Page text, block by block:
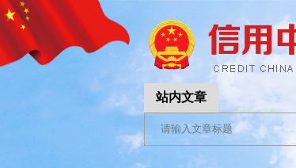
站内文章